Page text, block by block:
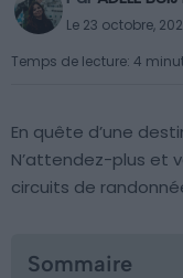
Le 23 octobre,
Temps de lecture: 4
En quête d’une
N’attendez-plus et
circuits de
Sommaire